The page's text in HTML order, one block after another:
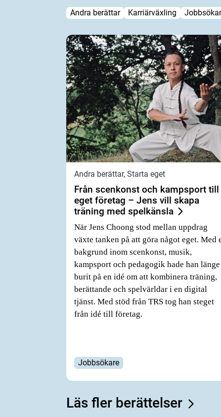
Andra berättar Karriärväxling
Andra berättar, Starta eget
Från scenkonst och kampsport till
eget företag – Jens vill skapa
träning med spelkänsla
När Jens Choong stod mellan uppdrag
växte tanken på att göra något eget. Med
bakgrund inom scenkonst, musik,
kampsport och pedagogik hade han länge
burit på en idé om att kombinera träning,
berättande och spelvärldar i en digital
tjänst. Med stöd från TRS tog han steget
från idé till företag.
Jobbsökare
Läs fler berättelser